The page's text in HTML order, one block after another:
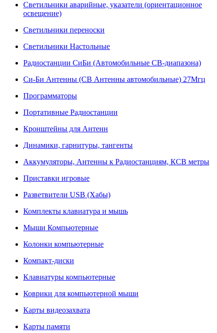
Светильники аварийные, указатели (ориентационное
освещение)
Светильники переноски
Светильники Настольные
Радиостанции СиБи (Автомобильные СВ-диапазона)
Си-Би Антенны (СВ Антенны автомобильные) 27Мгц
Программаторы
Портативные Радиостанции
Кронштейны для Антенн
Динамики, гарнитуры, тангенты
Аккумуляторы, Антенны к Радиостанциям, КСВ метры
Приставки игровые
Разветвители USB (Хабы)
Комплекты клавиатура и мышь
Мыши Компьютерные
Колонки компьютерные
Компакт-диски
Клавиатуры компьютерные
Коврики для компьютерной мыши
Карты видеозахвата
Карты памяти